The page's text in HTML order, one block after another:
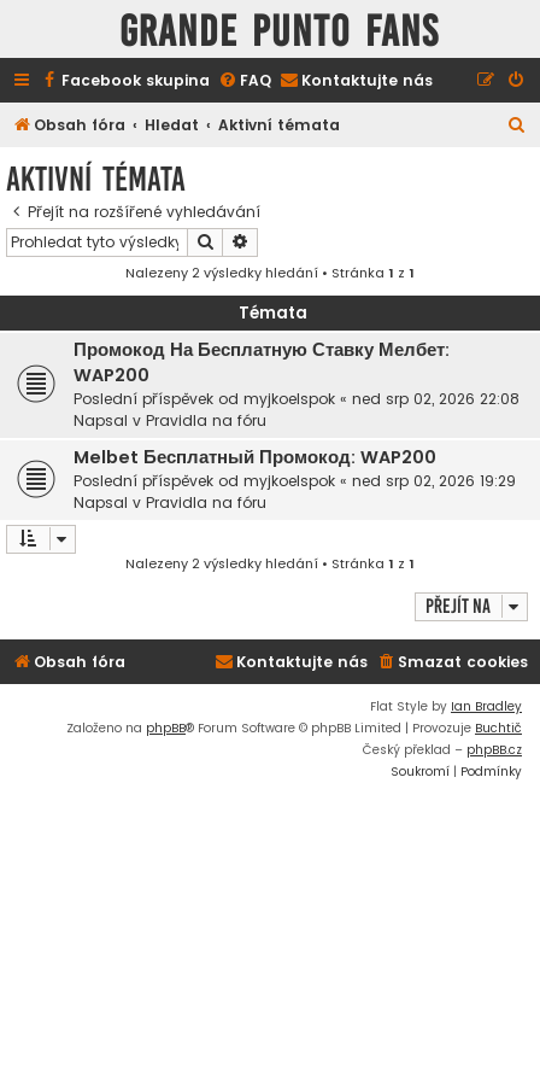
GRANDE PUNTO FANS
Facebook skupina FAQ Kontaktujte nás
Obsah fóra Hledat Aktivní témata
Aktivní témata
Přejít na rozšířené vyhledávání
Hledat
Nalezeny 2 výsledky hledání • Stránka 1 z 1
Témata
Промокод На Бесплатную Ставку Мелбет:
WAP200
Poslední příspěvek od myjkoelspok « ned srp 02, 2026 22:08
Napsal v Pravidla na fóru
Melbet Бесплатный Промокод: WAP200
Poslední příspěvek od myjkoelspok « ned srp 02, 2026 19:29
Napsal v Pravidla na fóru
Nalezeny 2 výsledky hledání • Stránka 1 z 1
Přejít na
Obsah fóra Smazat cookies
Kontaktujte nás
Flat Style by Ian Bradley
Založeno na phpBB® Forum Software © phpBB Limited | Provozuje Buchtič
Český překlad – phpBB.cz
Soukromí | Podmínky